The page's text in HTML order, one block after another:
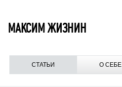
МАКСИМ ЖИЗНИН
СТАТЬИ О СЕБЕ